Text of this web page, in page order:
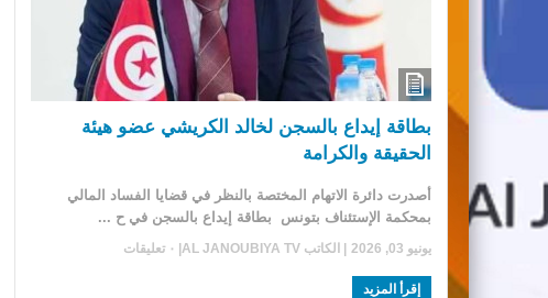
بطاقة إيداع بالسجن لخالد الكريشي عضو هيئة
الحقيقة والكرامة
أصدرت دائرة الاتهام المختصة بالنظر في قضايا الفساد المالي
بمحكمة الإستئناف بتونس بطاقة إيداع بالسجن في ح ...
يونيو 03, 2026 | الكاتب AL JANOUBIYA TV
|
إقرأ المزيد